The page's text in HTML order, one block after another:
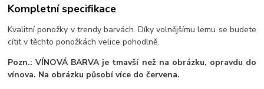
Kompletní specifikace
Kvalitní ponožky v trendy barvách. Díky volnějšímu lemu se budete
cítit v těchto ponožkách velice pohodlně.
Pozn.: VÍNOVÁ BARVAje tmavší než na obrázku, opravdu do
vínova. Na obrázku působí více do červena.